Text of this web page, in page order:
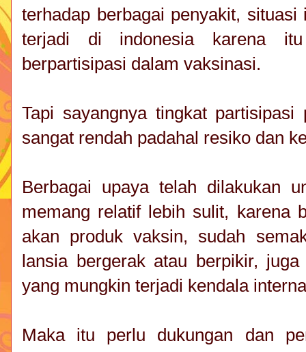
terhadap berbagai penyakit,
terjadi di indonesia karena
berpartisipasi dalam vaksinasi.
Tapi sayangnya tingkat
sangat rendah padahal resiko dan
Berbagai upaya telah dilakukan
memang relatif lebih sulit, karena
akan produk vaksin, sudah
lansia bergerak atau berpikir,
yang mungkin terjadi kendala
Maka itu perlu dukungan dan